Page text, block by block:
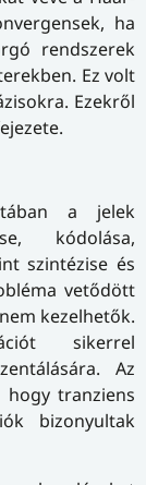
ha
rendszerek
Ez volt
Ezekről
a jelek
kódolása,
szintézise és
vetődött
kezelhetők.
sikerrel
Az
tranziens
bizonyultak